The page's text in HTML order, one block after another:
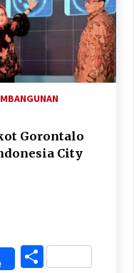
Gorontalo
City
Share